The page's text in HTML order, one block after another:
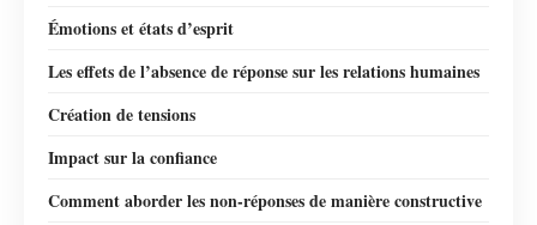
Émotions et états d’esprit
Les effets de l’absence de réponse sur les relations humaines
Création de tensions
Impact sur la confiance
Comment aborder les non-réponses de manière constructive